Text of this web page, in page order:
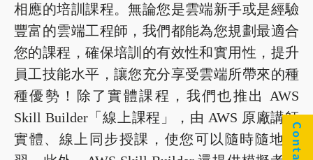
相應的培訓課程。無論您是雲端新手或是經驗
豐富的雲端工程師，我們都能為您規劃最適合
您的課程，確保培訓的有效性和實用性，提升
員工技能水平，讓您充分享受雲端所帶來的種
種優勢！除了實體課程，我們也推出 AWS
Skill Builder「線上課程」，由 AWS 原廠講師
實體、線上同步授課，使您可以隨時隨地學